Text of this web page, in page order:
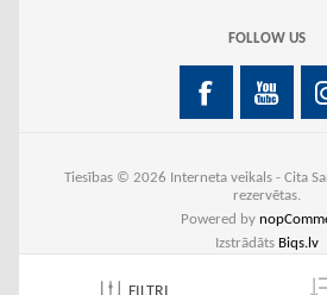
FOLLOW US
Tiesības © 2026 Interneta veikals - Cita
rezervētas.
Powered by
Izstrādāts Biqs.lv